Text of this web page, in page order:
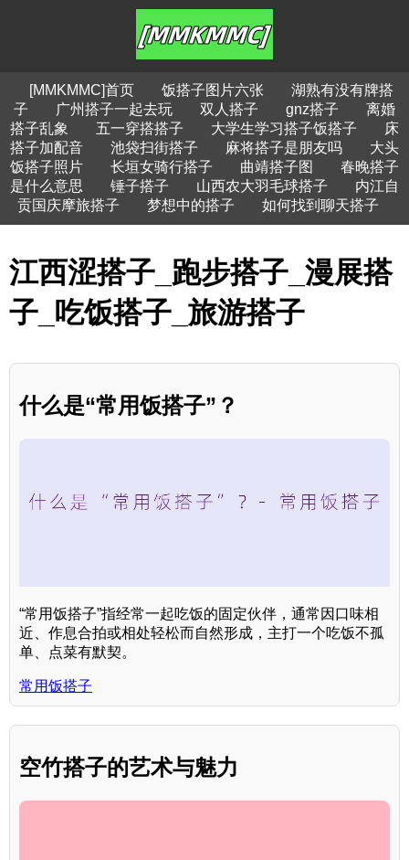
[MMKMMC]首页 饭搭子图片六张
湖熟有没有牌搭
子
广州搭子一起去玩 双人搭子 gnz搭子
离婚
搭子乱象
五一穿搭搭子 大学生学习搭子饭搭子
床
搭子加配音
池袋扫街搭子 麻将搭子是朋友吗
大头
饭搭子照片
长垣女骑行搭子 曲靖搭子图
春晚搭子
是什么意思
锤子搭子 山西农大羽毛球搭子
内江自
贡国庆摩旅搭子
梦想中的搭子 如何找到聊天搭子
江西涩搭子_跑步搭子_漫展搭
子_吃饭搭子_旅游搭子
什么是“常用饭搭子”？
“常用饭搭子”指经常一起吃饭的固定伙伴，通常因口味相
近、作息合拍或相处轻松而自然形成，主打一个吃饭不孤
单、点菜有默契。
常用饭搭子
空竹搭子的艺术与魅力